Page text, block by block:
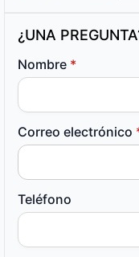
¿UNA
Nombre *
Correo electrónico
Teléfono